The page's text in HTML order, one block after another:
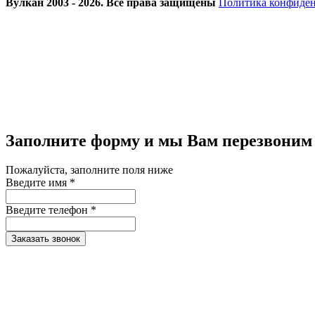
Заполните форму и мы Вам перезвоним
Пожалуйста, заполните поля ниже
Введите имя *
Введите телефон *